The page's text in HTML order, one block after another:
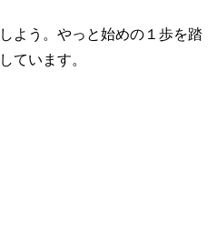
よう。やっと始めの１歩を踏
ています。